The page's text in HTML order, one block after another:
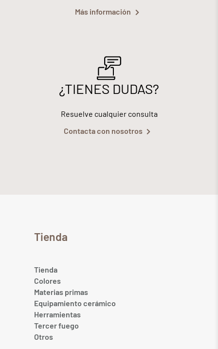
Más información
¿TIENES DUDAS?
Resuelve cualquier consulta
Contacta con nosotros
Tienda
Tienda
Colores
Materias primas
Equipamiento cerámico
Herramientas
Tercer fuego
Otros